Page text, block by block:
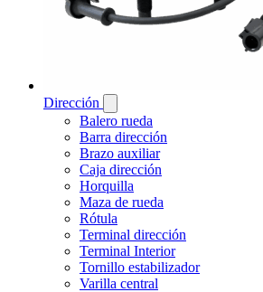
Dirección
Balero rueda
Barra dirección
Brazo auxiliar
Caja dirección
Horquilla
Maza de rueda
Rótula
Terminal dirección
Terminal Interior
Tornillo estabilizador
Varilla central